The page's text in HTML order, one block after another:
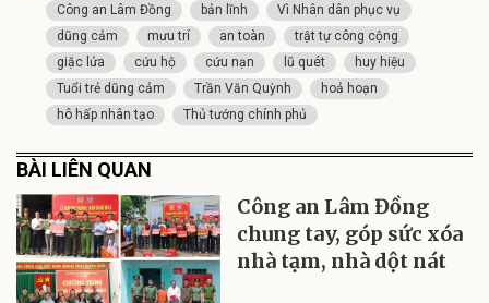
Công an Lâm Đồng
bản lĩnh
Vì Nhân dân phục vụ
dũng cảm
mưu trí an toàn
trật tự công cộng
giặc lửa
cứu hộ cứu nạn lũ quét
huy hiệu
Tuổi trẻ dũng cảm
Trần Văn Quỳnh
hoả hoạn
hô hấp nhân tạo
Thủ tướng chính phủ
BÀI LIÊN QUAN
Công an Lâm Đồng
chung tay, góp sức xóa
nhà tạm, nhà dột nát